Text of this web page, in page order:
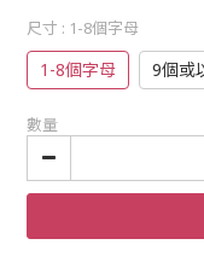
尺寸 : 1-8個字母
1-8個字母 9個或
數量